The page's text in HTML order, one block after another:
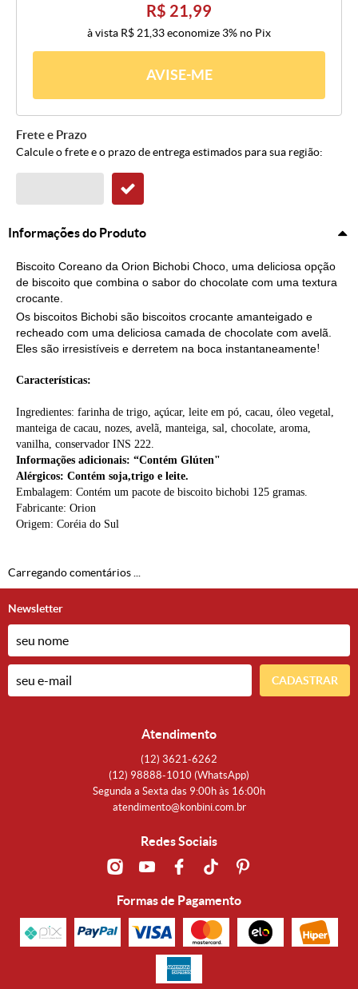
R$ 21,99
à vista R$ 21,33economize 3% no Pix
AVISE-ME
Frete e Prazo
Calcule o frete e o prazo de entrega estimados para sua região:
Informações do Produto
Biscoito Coreano da Orion Bichobi Choco, uma deliciosa opção
de biscoito que combina o sabor do chocolate com uma textura
crocante.
Os biscoitos Bichobi são biscoitos crocante amanteigado e
recheado com uma deliciosa camada de chocolate com avelã.
Eles são irresistíveis e derretem na boca instantaneamente!
Características:
Ingredientes: farinha de trigo, açúcar, leite em pó, cacau, óleo vegetal,
manteiga de cacau, nozes, avelã, manteiga, sal, chocolate, aroma,
vanilha, conservador INS 222.
Informações adicionais: “Contém Glúten"
Alérgicos: Contém soja,trigo e leite.
Embalagem: Contém um pacote de biscoito bichobi 125 gramas.
Fabricante: Orion
Origem: Coréia do Sul
Carregando comentários ...
Newsletter
CADASTRAR
Atendimento
(12) 3621-6262
(12) 98888-1010 (WhatsApp)
Segunda a Sexta das 9:00h às 16:00h
atendimento@konbini.com.br
Redes Sociais
Formas de Pagamento